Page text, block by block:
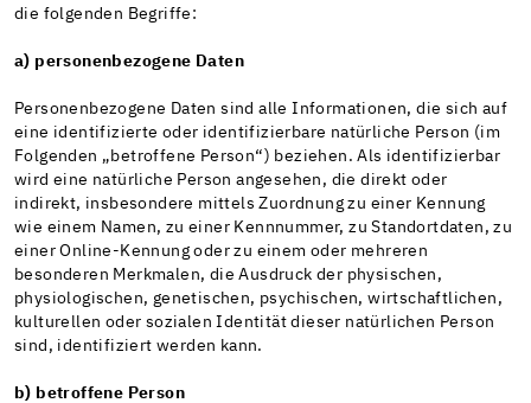
die folgenden Begriffe:
a) personenbezogene Daten
Personenbezogene Daten sind alle Informationen, die sich auf
eine identifizierte oder identifizierbare natürliche Person (im
Folgenden „betroffene Person“) beziehen. Als identifizierbar
wird eine natürliche Person angesehen, die direkt oder
indirekt, insbesondere mittels Zuordnung zu einer Kennung
wie einem Namen, zu einer Kennnummer, zu Standortdaten, zu
einer Online-Kennung oder zu einem oder mehreren
besonderen Merkmalen, die Ausdruck der physischen,
physiologischen, genetischen, psychischen, wirtschaftlichen,
kulturellen oder sozialen Identität dieser natürlichen Person
sind, identifiziert werden kann.
b) betroffene Person